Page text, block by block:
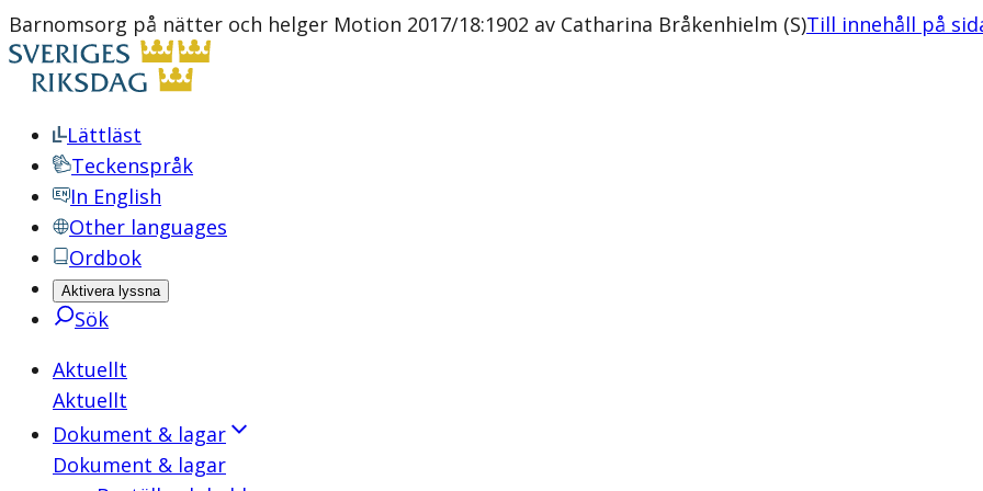
Barnomsorg på nätter och helger Motion 2017/18:1902 av Catharina Bråkenhielm (S)Till innehåll på
Lättläst
Teckenspråk
In English
Other languages
Ordbok
Aktivera lyssna
Sök
Aktuellt
Aktuellt
Dokument & lagar
Dokument & lagar